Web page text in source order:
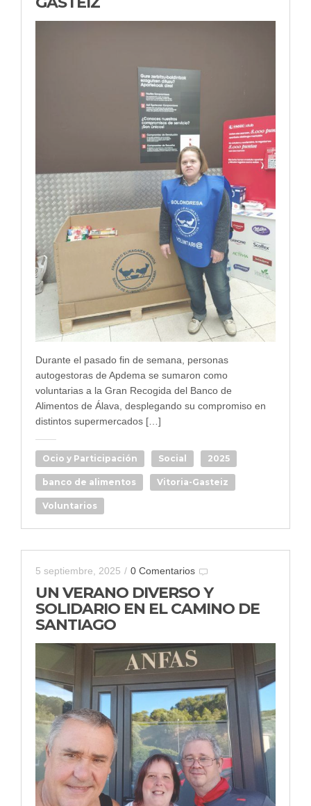
Durante el pasado fin de semana, personas
autogestoras de Apdema se sumaron como
voluntarias a la Gran Recogida del Banco de
Alimentos de Álava, desplegando su compromiso en
distintos supermercados […]
Ocio y Participación Social 2025
banco de alimentos Vitoria-Gasteiz
Voluntarios
5 septiembre, 2025 / 0 Comentarios
UN VERANO DIVERSO Y
SOLIDARIO EN EL CAMINO DE
SANTIAGO